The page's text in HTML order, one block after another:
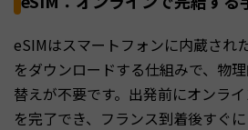
eSIMはスマートフォンに内蔵され
をダウンロードする仕組みで、物
替えが不要です。出発前にオンラ
を完了でき、フランス到着後すぐ